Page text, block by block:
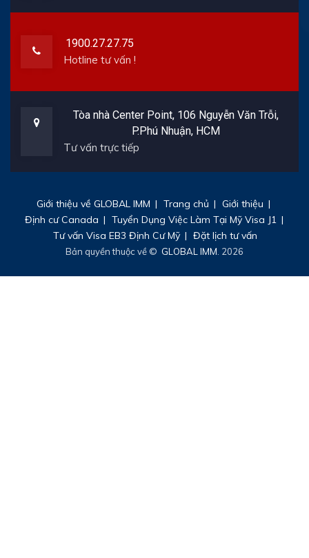
1900.27.27.75
Hotline tư vấn !
Tòa nhà Center Point, 106 Nguyễn Văn Trỗi,
P.Phú Nhuận, HCM
Tư vấn trực tiếp
Giới thiệu về GLOBAL IMM Trang chủ
Giới thiệu
Định cư Canada
Tuyển Dụng Việc Làm Tại Mỹ Visa J1
Tư vấn Visa EB3 Định Cư Mỹ
Đặt lịch tư vấn
Bản quyền thuộc về © GLOBAL IMM . 2026